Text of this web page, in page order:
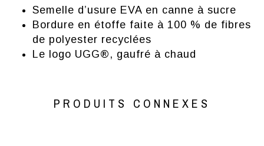
Semelle d’usure EVA en canne à sucre
Bordure en étoffe faite à 100 % de fibres
de polyester recyclées
Le logo UGG®, gaufré à chaud
PRODUITS CONNEXES